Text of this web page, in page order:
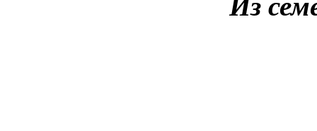
Из